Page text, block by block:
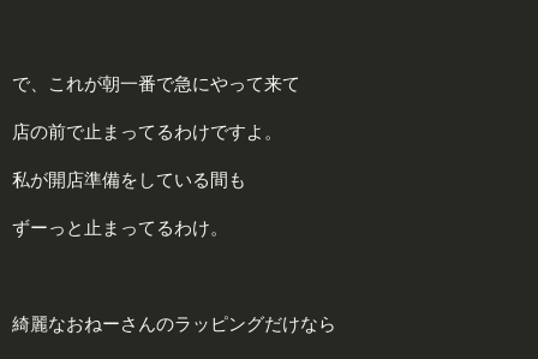
で、これが朝一番で急にやって来て
店の前で止まってるわけですよ。
私が開店準備をしている間も
ずーっと止まってるわけ。
綺麗なおねーさんのラッピングだけなら